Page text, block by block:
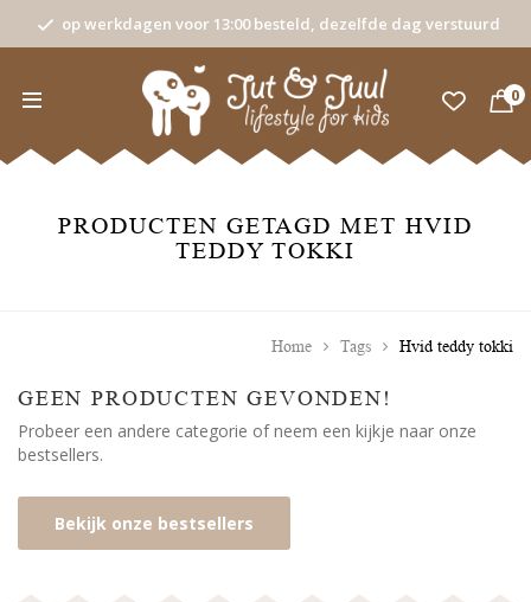
op werkdagen voor 13:00 besteld, dezelfde dag verstuurd
0
PRODUCTEN GETAGD MET HVID
TEDDY TOKKI
Home Tags Hvid teddy tokki
GEEN PRODUCTEN GEVONDEN!
Probeer een andere categorie of neem een kijkje naar onze
bestsellers.
Bekijk onze bestsellers